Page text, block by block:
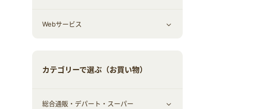
車情報・カーシェア・レンタル
ゲーム・趣味
すべて見る
Webサービス
カテゴリーで選ぶ（お買い物）
総合通販・デパート・スーパー